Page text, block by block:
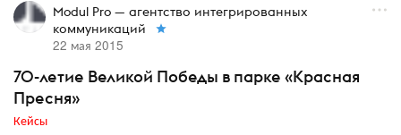
Modul Pro — агентство интегрированных
коммуникаций
22 мая 2015
70-летие Великой Победы в парке «Красная
Пресня»
Кейсы